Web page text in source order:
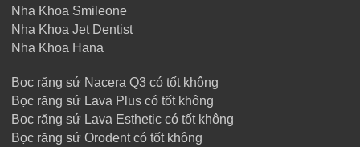
Nha Khoa Smileone
Nha Khoa Jet Dentist
Nha Khoa Hana
Bọc răng sứ Nacera Q3 có tốt không
Bọc răng sứ Lava Plus có tốt không
Bọc răng sứ Lava Esthetic có tốt không
Bọc răng sứ Orodent có tốt không